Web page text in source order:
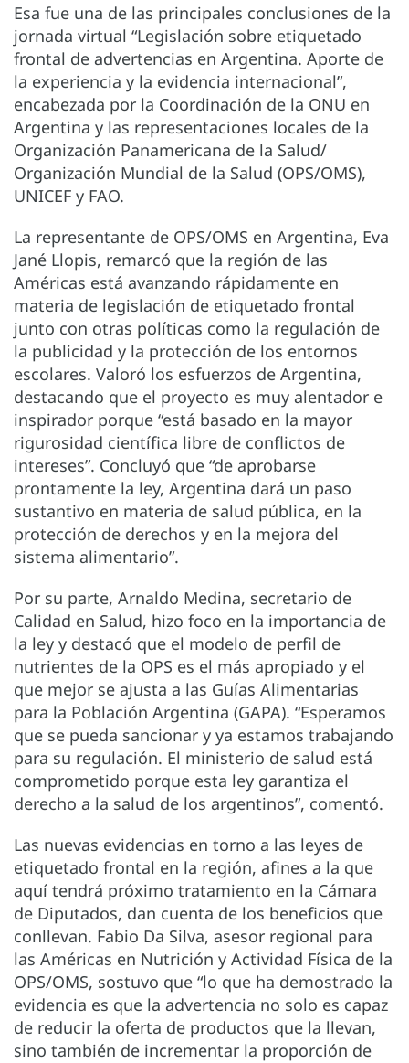
Esa fue una de las principales conclusiones de la
jornada virtual “Legislación sobre etiquetado
frontal de advertencias en Argentina. Aporte de
la experiencia y la evidencia internacional”,
encabezada por la Coordinación de la ONU en
Argentina y las representaciones locales de la
Organización Panamericana de la Salud/
Organización Mundial de la Salud (OPS/OMS),
UNICEF y FAO.
La representante de OPS/OMS en Argentina, Eva
Jané Llopis, remarcó que la región de las
Américas está avanzando rápidamente en
materia de legislación de etiquetado frontal
junto con otras políticas como la regulación de
la publicidad y la protección de los entornos
escolares. Valoró los esfuerzos de Argentina,
destacando que el proyecto es muy alentador e
inspirador porque “está basado en la mayor
rigurosidad científica libre de conflictos de
intereses”. Concluyó que “de aprobarse
prontamente la ley, Argentina dará un paso
sustantivo en materia de salud pública, en la
protección de derechos y en la mejora del
sistema alimentario”.
Por su parte, Arnaldo Medina, secretario de
Calidad en Salud, hizo foco en la importancia de
la ley y destacó que el modelo de perfil de
nutrientes de la OPS es el más apropiado y el
que mejor se ajusta a las Guías Alimentarias
para la Población Argentina (GAPA). “Esperamos
que se pueda sancionar y ya estamos trabajando
para su regulación. El ministerio de salud está
comprometido porque esta ley garantiza el
derecho a la salud de los argentinos”, comentó.
Las nuevas evidencias en torno a las leyes de
etiquetado frontal en la región, afines a la que
aquí tendrá próximo tratamiento en la Cámara
de Diputados, dan cuenta de los beneficios que
conllevan. Fabio Da Silva, asesor regional para
las Américas en Nutrición y Actividad Física de la
OPS/OMS, sostuvo que “lo que ha demostrado la
evidencia es que la advertencia no solo es capaz
de reducir la oferta de productos que la llevan,
sino también de incrementar la proporción de